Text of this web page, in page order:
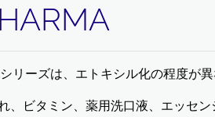
ーズは、エトキシル化の程度が異
、ビタミン、薬用洗口液、エッセ